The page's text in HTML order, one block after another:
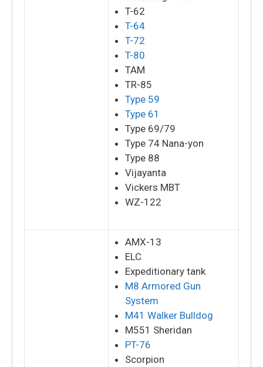
T-62
T-64
T-72
T-80
TAM
TR-85
Type 59
Type 61
Type 69/79
Type 74 Nana-yon
Type 88
Vijayanta
Vickers MBT
WZ-122
AMX-13
ELC
Expeditionary tank
M8 Armored Gun
System
M41 Walker Bulldog
M551 Sheridan
PT-76
Scorpion